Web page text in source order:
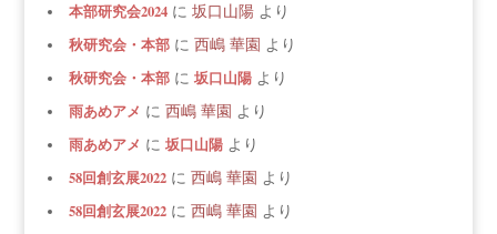
本部研究会2024に 坂口山陽より
秋研究会・本部に 西嶋 華園 より
秋研究会・本部に 坂口山陽より
雨あめアメ に 西嶋 華園 より
雨あめアメ に 坂口山陽より
58回創玄展2022に 西嶋 華園 より
58回創玄展2022に 西嶋 華園 より